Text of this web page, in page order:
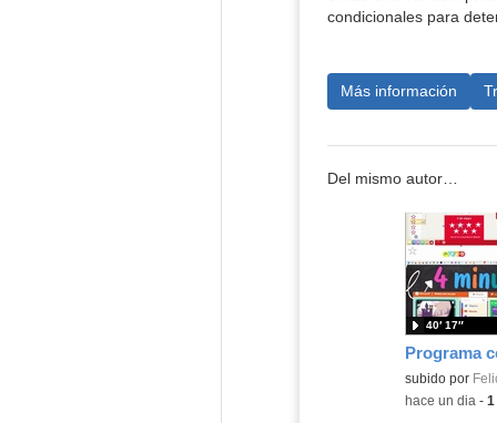
condicionales para
Más información
Del mismo autor…
Contenido
subido por
40′ 17″
-hace un dia - 1